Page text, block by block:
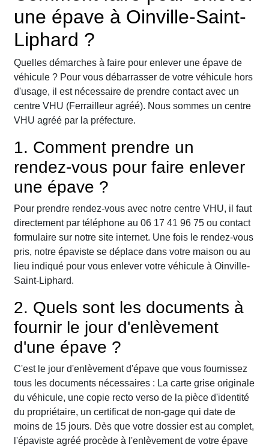
une épave à Oinville-Saint-
Liphard ?
Quelles démarches à faire pour enlever une épave de
véhicule ? Pour vous débarrasser de votre véhicule hors
d'usage, il est nécessaire de prendre contact avec un
centre VHU (Ferrailleur agréé). Nous sommes un centre
VHU agréé par la préfecture.
1. Comment prendre un
rendez-vous pour faire enlever
une épave ?
Pour prendre rendez-vous avec notre centre VHU, il faut
directement par téléphone au 06 17 41 96 75 ou contact
formulaire sur notre site internet. Une fois le rendez-vous
pris, notre épaviste se déplace dans votre maison ou au
lieu indiqué pour vous enlever votre véhicule à Oinville-
Saint-Liphard.
2. Quels sont les documents à
fournir le jour d'enlèvement
d'une épave ?
C'est le jour d'enlèvement d'épave que vous fournissez
tous les documents nécessaires : La carte grise originale
du véhicule, une copie recto verso de la pièce d'identité
du propriétaire, un certificat de non-gage qui date de
moins de 15 jours. Dès que votre dossier est au complet,
l'épaviste agréé procède à l'enlèvement de votre épave